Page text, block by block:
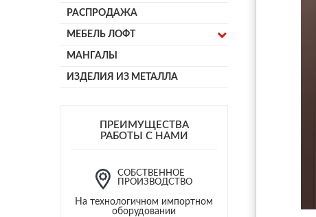
РАСПРОДАЖА
МЕБЕЛЬ ЛОФТ
МАНГАЛЫ
ИЗДЕЛИЯ ИЗ МЕТАЛЛА
ПРЕИМУЩЕСТВА
РАБОТЫ С НАМИ
СОБСТВЕННОЕ
ПРОИЗВОДСТВО
На технологичном импортном
оборудовании